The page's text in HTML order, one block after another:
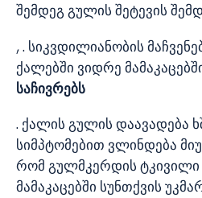
შემდეგ გულის შეტევის
, . სიკვდილიანობის
ქალებში ვიდრე
საჩივრებს
. ქალის გულის დაავადება
სიმპტომებით ვლინდება
რომ გულმკერდის
მამაკაცებში სუნთქვის